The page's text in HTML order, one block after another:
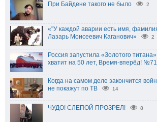
При Байдене такого не было 2
«"У каждой аварии есть имя,
Лазарь Моисеевич Каганович»
2
Россия запустила «Золотого
хватит на 50 лет, Время-вперёд!
Когда на самом деле закончится
не покажут по ТВ
14
ЧУДО! СЛЕПОЙ ПРОЗРЕЛ! 8